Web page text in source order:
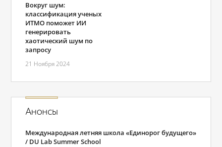
Вокруг шум:
классификация ученых
ИТМО поможет ИИ
генерировать
хаотический шум по
запросу
21 Ноября 2024
Анонсы
Международная летняя школа «Единорог будущего»
/ DU Lab Summer School